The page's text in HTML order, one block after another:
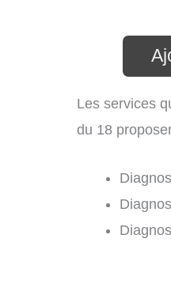
Les services
du 18